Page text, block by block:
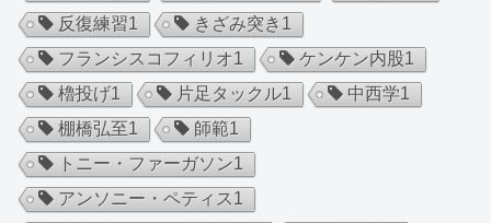
反復練習1 きざみ突き 1
フランシスコフィリオ1 ケンケン内股1
櫓投げ1 片足タックル1 中西学1
棚橋弘至1 師範1
トニー・ファーガソン1
アンソニー・ペティス1